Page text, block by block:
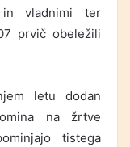
vladnimi ter
prvič obeležili
letu dodan
na žrtve
tistega